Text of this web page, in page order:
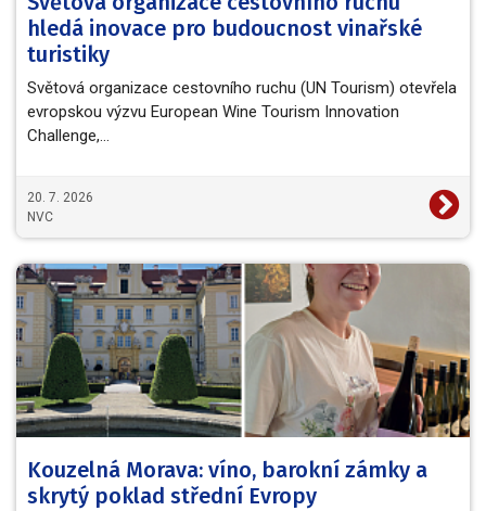
hledá inovace pro budoucnost vinařské
turistiky
Světová organizace cestovního ruchu (UN Tourism) otevřela
evropskou výzvu European Wine Tourism Innovation
Challenge,…
20. 7. 2026
NVC
Kouzelná Morava: víno, barokní zámky a
skrytý poklad střední Evropy